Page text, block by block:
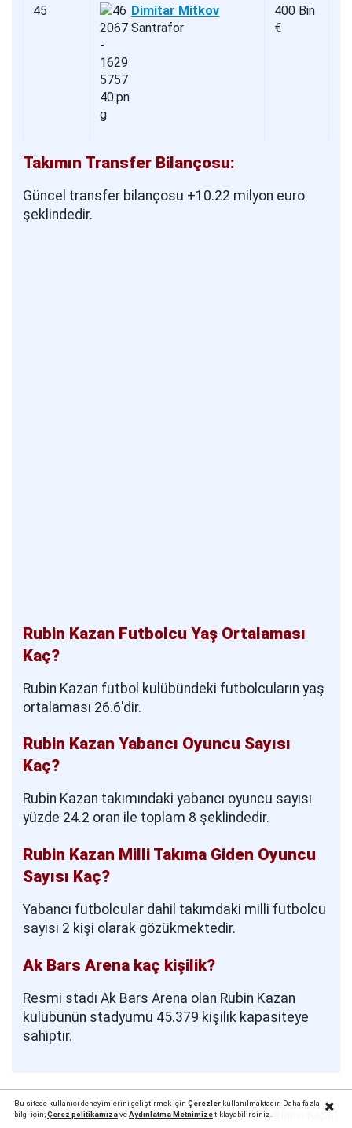
45
Dimitar Mitkov
Santrafor
400 Bin
€
Takımın Transfer Bilançosu:
Güncel transfer bilançosu +10.22 milyon euro
şeklindedir.
Rubin Kazan Futbolcu Yaş Ortalaması
Kaç?
Rubin Kazan futbol kulübündeki futbolcuların yaş
ortalaması 26.6'dir.
Rubin Kazan Yabancı Oyuncu Sayısı
Kaç?
Rubin Kazan takımındaki yabancı oyuncu sayısı
yüzde 24.2 oran ile toplam 8 şeklindedir.
Rubin Kazan Milli Takıma Giden Oyuncu
Sayısı Kaç?
Yabancı futbolcular dahil takımdaki milli futbolcu
sayısı 2 kişi olarak gözükmektedir.
Ak Bars Arena kaç kişilik?
Resmi stadı Ak Bars Arena olan Rubin Kazan
kulübünün stadyumu 45.379 kişilik kapasiteye
sahiptir.
0 0 0 0 0 0
Bu sitede kullanıcı deneyimlerini geliştirmek için Çerezlerkullanılmaktadır. Daha fazla
bilgi için;Çerez politikamızaveAydınlatma Metnimizetıklayabilirsiniz.Reklamı Kapat